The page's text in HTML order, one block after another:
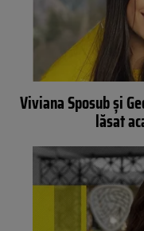
Viviana Sposub și
lăsat